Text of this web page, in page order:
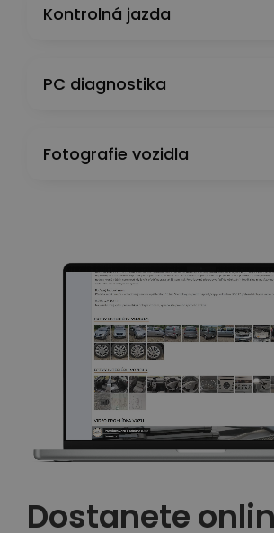
Kontrolná jazda
PC diagnostika
Fotografie vozidla
Dostanete